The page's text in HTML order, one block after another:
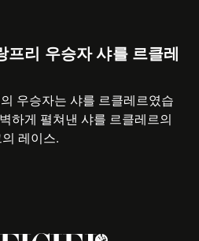
리 우승자 샤를 르클레
우승자는 샤를 르클레르였습
하게 펼쳐낸 샤를 르클레르의
레이스.